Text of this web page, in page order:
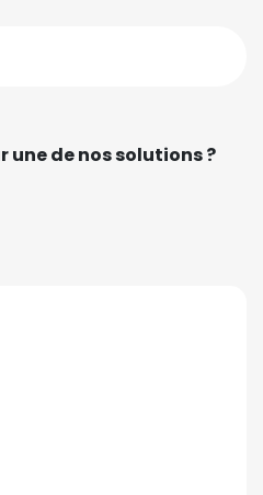
une de nos solutions ?